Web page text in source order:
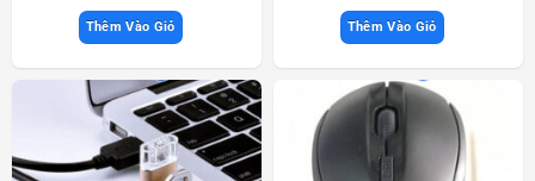
Thêm Vào Giỏ Thêm Vào Giỏ